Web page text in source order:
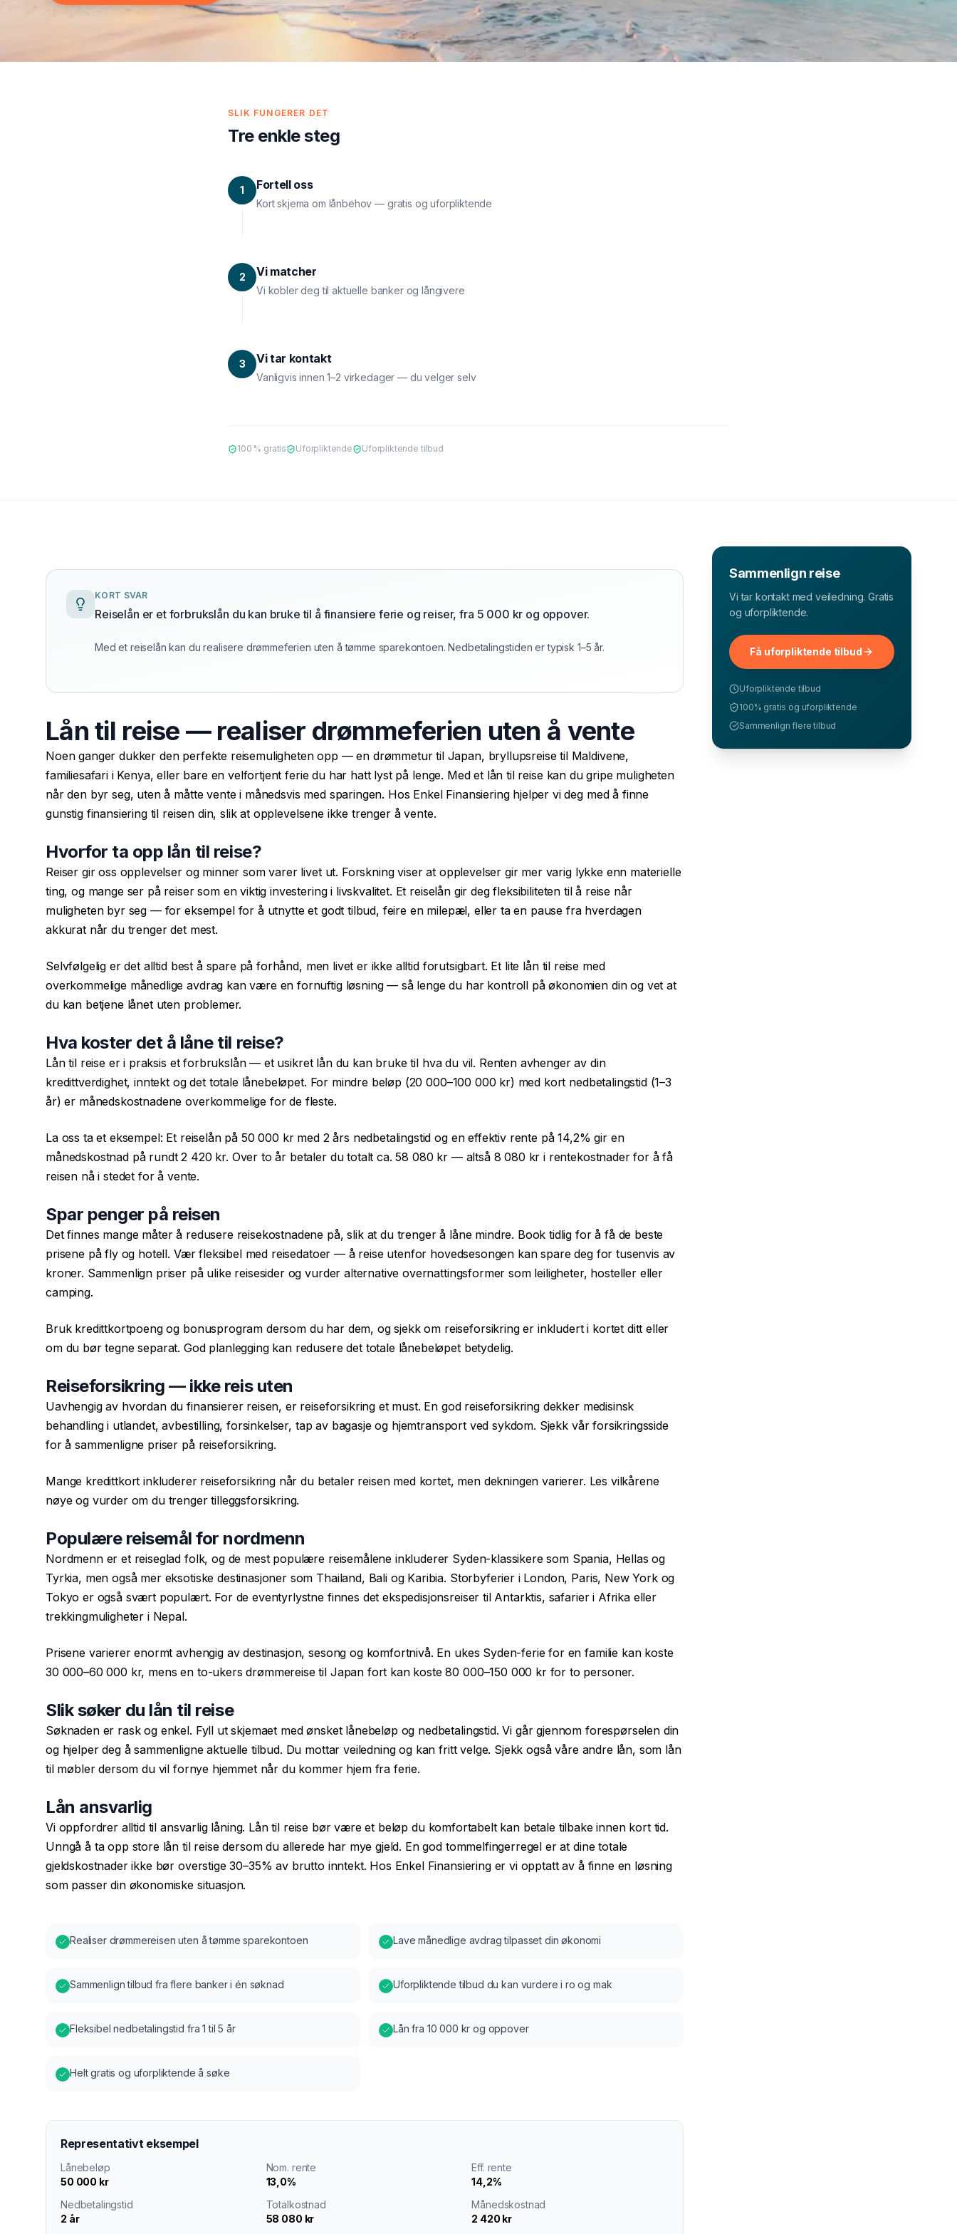
SLIK FUNGERER DET
Tre enkle steg
1 Fortell oss
Kort skjema om lånbehov — gratis og uforpliktende
2 Vi matcher
Vi kobler deg til aktuelle banker og långivere
3 Vi tar kontakt
Vanligvis innen 1–2 virkedager — du velger selv
100 % gratis Uforpliktende Uforpliktende tilbud
KORT SVAR
Hva er et reiselån?
Reiselån er et forbrukslån du kan bruke til å finansiere ferie og reiser, fra 5 000 kr og oppover.
Med et reiselån kan du realisere drømmeferien uten å tømme sparekontoen. Nedbetalingstiden er typisk 1–5 år.
Lån til reise — realiser drømmeferien uten å vente
Noen ganger dukker den perfekte reisemuligheten opp — en drømmetur til Japan, bryllupsreise til Maldivene,
familiesafari i Kenya, eller bare en velfortjent ferie du har hatt lyst på lenge. Med et lån til reise kan du gripe muligheten
når den byr seg, uten å måtte vente i månedsvis med sparingen. Hos Enkel Finansiering hjelper vi deg med å finne
gunstig finansiering til reisen din, slik at opplevelsene ikke trenger å vente.
Hvorfor ta opp lån til reise?
Reiser gir oss opplevelser og minner som varer livet ut. Forskning viser at opplevelser gir mer varig lykke enn materielle
ting, og mange ser på reiser som en viktig investering i livskvalitet. Et reiselån gir deg fleksibiliteten til å reise når
muligheten byr seg — for eksempel for å utnytte et godt tilbud, feire en milepæl, eller ta en pause fra hverdagen
akkurat når du trenger det mest.
Selvfølgelig er det alltid best å spare på forhånd, men livet er ikke alltid forutsigbart. Et lite lån til reise med
overkommelige månedlige avdrag kan være en fornuftig løsning — så lenge du har kontroll på økonomien din og vet at
du kan betjene lånet uten problemer.
Hva koster det å låne til reise?
Lån til reise er i praksis etforbrukslån— et usikret lån du kan bruke til hva du vil. Renten avhenger av din
kredittverdighet, inntekt og det totale lånebeløpet. For mindre beløp (20 000–100 000 kr) med kort nedbetalingstid (1–3
år) er månedskostnadene overkommelige for de fleste.
La oss ta et eksempel: Et reiselån på 50 000 kr med 2 års nedbetalingstid og en effektiv rente på 14,2% gir en
månedskostnad på rundt 2 420 kr. Over to år betaler du totalt ca. 58 080 kr — altså 8 080 kr i rentekostnader for å få
reisen nå i stedet for å vente.
Spar penger på reisen
Det finnes mange måter å redusere reisekostnadene på, slik at du trenger å låne mindre. Book tidlig for å få de beste
prisene på fly og hotell. Vær fleksibel med reisedatoer — å reise utenfor hovedsesongen kan spare deg for tusenvis av
kroner. Sammenlign priser på ulike reisesider og vurder alternative overnattingsformer som leiligheter, hosteller eller
camping.
Bruk kredittkortpoeng og bonusprogram dersom du har dem, og sjekk om reiseforsikringer inkludert i kortet ditt eller
om du bør tegne separat. God planlegging kan redusere det totale lånebeløpet betydelig.
Reiseforsikring — ikke reis uten
Uavhengig av hvordan du finansierer reisen, er reiseforsikring et must. En god reiseforsikring dekker medisinsk
behandling i utlandet, avbestilling, forsinkelser, tap av bagasje og hjemtransport ved sykdom. Sjekk vårforsikringsside
for å sammenligne priser på reiseforsikring.
Mange kredittkort inkluderer reiseforsikring når du betaler reisen med kortet, men dekningen varierer. Les vilkårene
nøye og vurder om du trenger tilleggsforsikring.
Populære reisemål for nordmenn
Nordmenn er et reiseglad folk, og de mest populære reisemålene inkluderer Syden-klassikere som Spania, Hellas og
Tyrkia, men også mer eksotiske destinasjoner som Thailand, Bali og Karibia. Storbyferier i London, Paris, New York og
Tokyo er også svært populært. For de eventyrlystne finnes det ekspedisjonsreiser til Antarktis, safarier i Afrika eller
trekkingmuligheter i Nepal.
Prisene varierer enormt avhengig av destinasjon, sesong og komfortnivå. En ukes Syden-ferie for en familie kan koste
30 000–60 000 kr, mens en to-ukers drømmereise til Japan fort kan koste 80 000–150 000 kr for to personer.
Slik søker du lån til reise
Søknaden er rask og enkel. Fyll ut skjemaet med ønsket lånebeløp og nedbetalingstid. Vi går gjennom forespørselen din
og hjelper deg å sammenligne aktuelle tilbud. Du mottar veiledning og kan fritt velge. Sjekk også våre andre lån, som lån
til møblerdersom du vil fornye hjemmet når du kommer hjem fra ferie.
Lån ansvarlig
Vi oppfordrer alltid til ansvarlig låning. Lån til reise bør være et beløp du komfortabelt kan betale tilbake innen kort tid.
Unngå å ta opp store lån til reise dersom du allerede har mye gjeld. En god tommelfingerregel er at dine totale
gjeldskostnader ikke bør overstige 30–35% av brutto inntekt. Hos Enkel Finansiering er vi opptatt av å finne en løsning
som passer din økonomiske situasjon.
Realiser drømmereisen uten å tømme sparekontoen Lave månedlige avdrag tilpasset din økonomi
Sammenlign tilbud fra flere banker i én søknad Uforpliktende tilbud du kan vurdere i ro og mak
Fleksibel nedbetalingstid fra 1 til 5 år Lån fra 10 000 kr og oppover
Helt gratis og uforpliktende å søke
Representativt eksempel
Lånebeløp
50 000 kr
Nom. rente
13,0%
Eff. rente
14,2%
Nedbetalingstid
2 år
Totalkostnad
58 080 kr
Månedskostnad
2 420 kr
Sammenlign reise
Vi tar kontakt med veiledning. Gratis
og uforpliktende.
Få uforpliktende tilbud
Uforpliktende tilbud
100% gratis og uforpliktende
Sammenlign flere tilbud